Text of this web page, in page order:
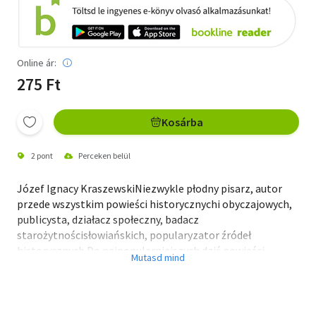
Online ár:
275 Ft
Kosárba
2 pont Perceken belül
Józef Ignacy KraszewskiNiezwykle płodny pisarz, autor
przede wszystkim powieści historycznychi obyczajowych,
publicysta, działacz społeczny, badacz
starożytnościsłowiańskich, popularyzator źródeł
historycznych.Do najpopularniejszych dziś powieści